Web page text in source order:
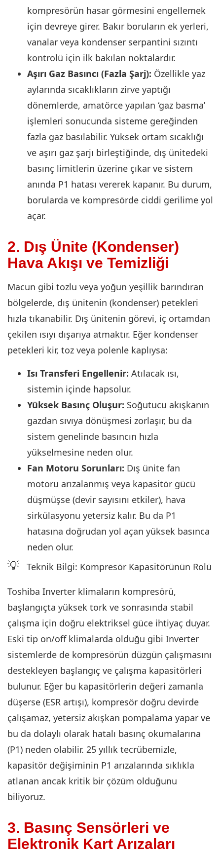
kompresörün hasar görmesini engellemek
için devreye girer. Bakır boruların ek yerleri,
vanalar veya kondenser serpantini sızıntı
kontrolü için ilk bakılan noktalardır.
Aşırı Gaz Basıncı (Fazla Şarj): Özellikle yaz
aylarında sıcaklıkların zirve yaptığı
dönemlerde, amatörce yapılan ‘gaz basma’
işlemleri sonucunda sisteme gereğinden
fazla gaz basılabilir. Yüksek ortam sıcaklığı
ve aşırı gaz şarjı birleştiğinde, dış ünitedeki
basınç limitlerin üzerine çıkar ve sistem
anında P1 hatası vererek kapanır. Bu durum,
borularda ve kompresörde ciddi gerilime yol
açar.
2. Dış Ünite (Kondenser)
Hava Akışı ve Temizliği
Macun gibi tozlu veya yoğun yeşillik barındıran
bölgelerde, dış ünitenin (kondenser) petekleri
hızla tıkanabilir. Dış ünitenin görevi, iç ortamdan
çekilen ısıyı dışarıya atmaktır. Eğer kondenser
petekleri kir, toz veya polenle kaplıysa:
Isı Transferi Engellenir: Atılacak ısı,
sistemin içinde hapsolur.
Yüksek Basınç Oluşur: Soğutucu akışkanın
gazdan sıvıya dönüşmesi zorlaşır, bu da
sistem genelinde basıncın hızla
yükselmesine neden olur.
Fan Motoru Sorunları: Dış ünite fan
motoru arızalanmış veya kapasitör gücü
düşmüşse (devir sayısını etkiler), hava
sirkülasyonu yetersiz kalır. Bu da P1
hatasına doğrudan yol açan yüksek basınca
neden olur.
💡 Teknik Bilgi: Kompresör Kapasitörünün Rolü
Toshiba Inverter klimaların kompresörü,
başlangıçta yüksek tork ve sonrasında stabil
çalışma için doğru elektriksel güce ihtiyaç duyar.
Eski tip on/off klimalarda olduğu gibi Inverter
sistemlerde de kompresörün düzgün çalışmasını
destekleyen başlangıç ve çalışma kapasitörleri
bulunur. Eğer bu kapasitörlerin değeri zamanla
düşerse (ESR artışı), kompresör doğru devirde
çalışamaz, yetersiz akışkan pompalama yapar ve
bu da dolaylı olarak hatalı basınç okumalarına
(P1) neden olabilir. 25 yıllık tecrübemizle,
kapasitör değişiminin P1 arızalarında sıklıkla
atlanan ancak kritik bir çözüm olduğunu
biliyoruz.
3. Basınç Sensörleri ve
Elektronik Kart Arızaları